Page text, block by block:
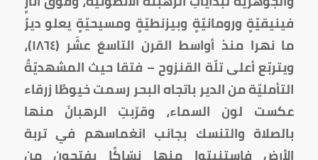
فينيقيّةٍ ورومانيّةٍ وبيزنطيّةٍ ومسيحيّةٍ يعلو ديرُ
ما نهرا منذ أواسط القرن التاسعَ عشَر (١٨٦٤)،
ويتربّع أعلى تلّة القنزوح – فتقا حيث المشهديّةُ
التأمليّة من الدير باتجاه البحر رسمت خيوطًا زرقاء
عكست لون السماء، وقرّبتِ الرهبانَ منها
بالصلاة والتنسك بجانب انغماسهم في تربة